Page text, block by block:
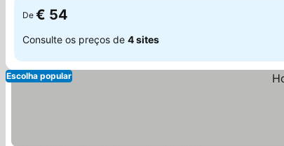
De € 54
Consulte os preços de 4 sites
Escolha popular